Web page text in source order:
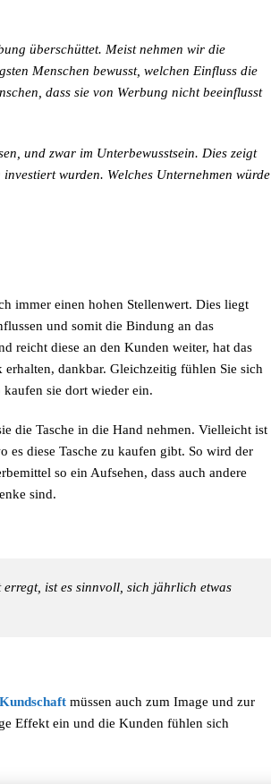
überschüttet. Meist nehmen wir die
Menschen bewusst, welchen Einfluss die
dass sie von Werbung nicht beeinflusst
und zwar im Unterbewusstsein. Dies zeigt
wurden. Welches Unternehmen würde
immer einen hohen Stellenwert. Dies liegt
und somit die Bindung an das
reicht diese an den Kunden weiter, hat das
dankbar. Gleichzeitig fühlen Sie sich
sie dort wieder ein.
die Tasche in die Hand nehmen. Vielleicht ist
es diese Tasche zu kaufen gibt. So wird der
so ein Aufsehen, dass auch andere
sind.
ist es sinnvoll, sich jährlich etwas
müssen auch zum Image und zur
Effekt ein und die Kunden fühlen sich